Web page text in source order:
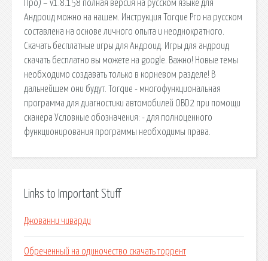
Про) – v1.8.158 полная версия на русском языке для
Андроид можно на нашем. Инструкция Torque Pro на русском
составлена на основе личного опыта и неоднократного.
Скачать бесплатные игры для Андроид. Игры для андроид
скачать бесплатно вы можете на google. Важно! Новые темы
необходимо создавать только в корневом разделе! В
дальнейшем они будут. Torque - многофункциональная
программа для диагностики автомобилей OBD2 при помощи
сканера Условные обозначения: - для полноценного
функционирования программы необходимы права.
Links to Important Stuff
Джованни чиварди
Обреченный на одиночество скачать торрент